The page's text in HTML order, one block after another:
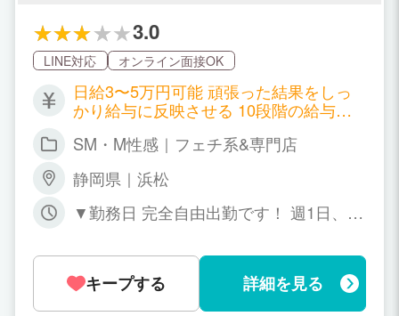
切なしの安心の触られない内容！ 90分最低12,
000円+本指名バック+α！ 女性急募中♪是非お
問い合わせ下さい(^^)
3.0
LINE対応 オンライン面接OK
日給3〜5万円可能 頑張った結果をしっ
かり給与に反映させる 10段階の給与ラ
らい 独自の給与制度！ あなたが頑張っ
す。
SM・M性感｜フェチ系&専門店
静岡県｜浜松
▼勤務日 完全自由出勤です！ 週1日、土
ん週5以上のレギュラー勤務も大歓迎！
▼勤務時間 9:00～翌5:00の間でお好きな
時間帯でOK、ご自身のライフスタイル
に合わせて下さい。
キープする 詳細を見る